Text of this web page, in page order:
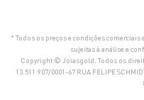
* Todos os preços e condições
sujeitas à análise e
Copyright © Joiasgold. Todos os
13.511.907/0001-67 RUA FELIPE